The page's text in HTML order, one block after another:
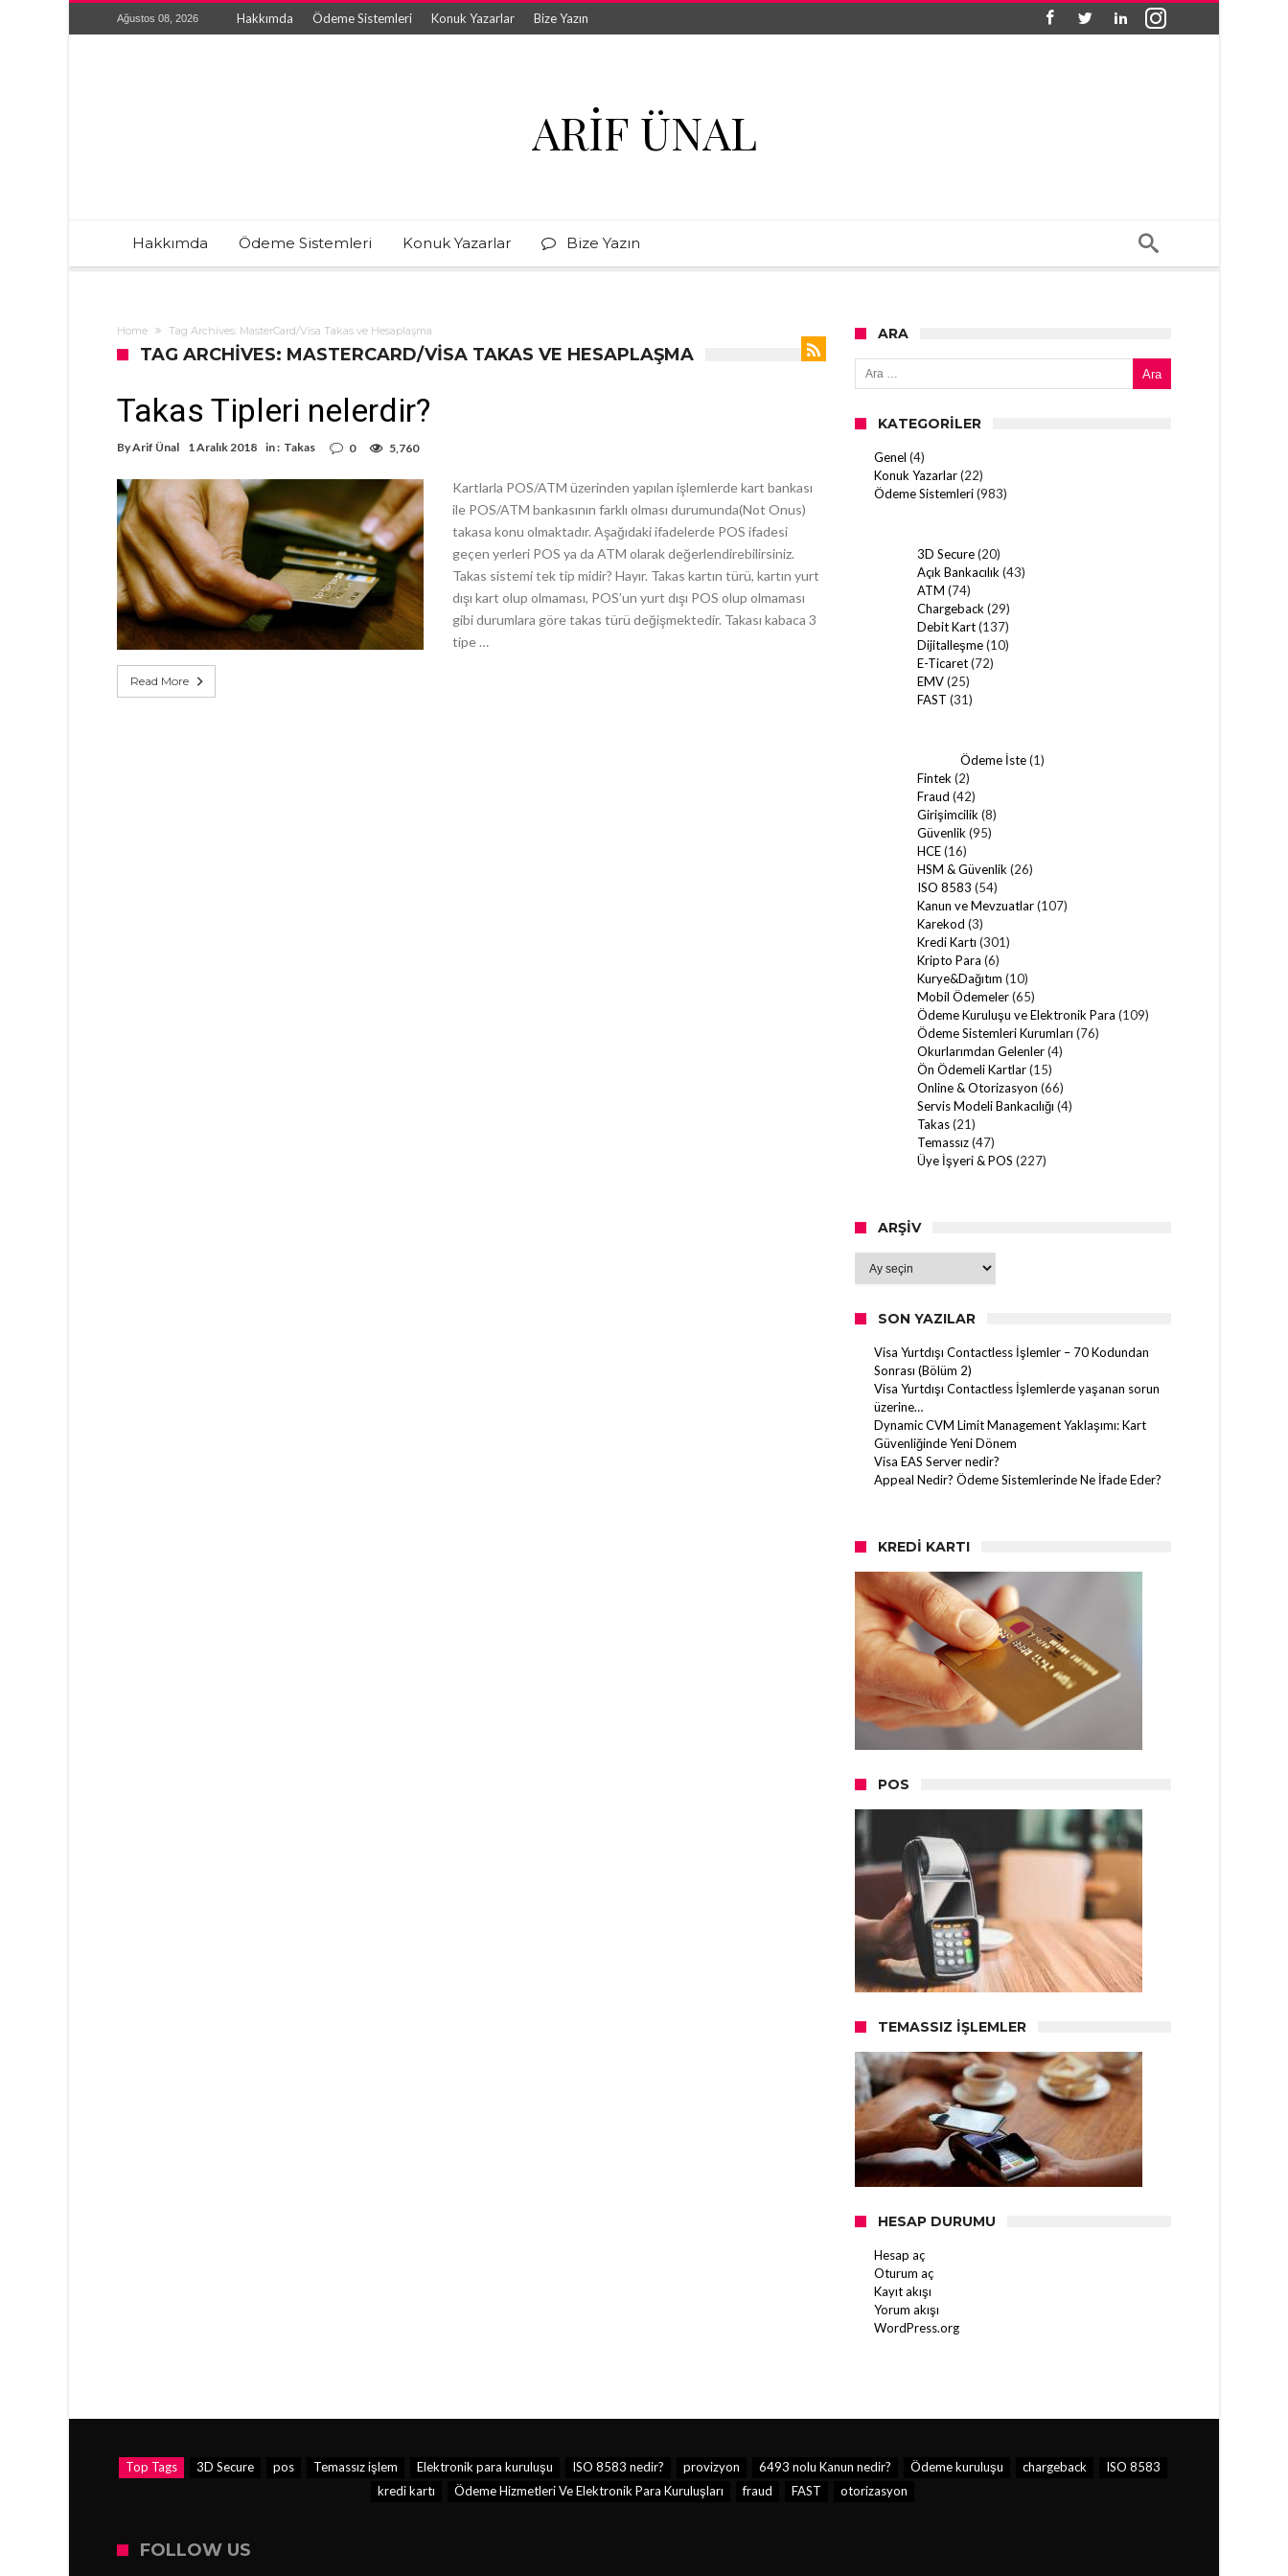
Ağustos 08, 2026 Hakkımda Ödeme Sistemleri Konuk Yazarlar Bize Yazın
ARIF ÜNAL
Hakkımda Ödeme Sistemleri Konuk Yazarlar Bize Yazın
Home Tag Archives: MasterCard/Visa Takas ve Hesaplaşma
TAG ARCHIVES: MASTERCARD/VISA TAKAS VE HESAPLAŞMA
Takas Tipleri nelerdir?
ByArif Ünal 1 Aralık 2018 in : Takas 0 5,760
Kartlarla POS/ATM üzerinden yapılan işlemlerde kart bankası
ile POS/ATM bankasının farklı olması durumunda(Not Onus)
takasa konu olmaktadır. Aşağıdaki ifadelerde POS ifadesi
geçen yerleri POS ya da ATM olarak değerlendirebilirsiniz.
Takas sistemi tek tip midir? Hayır. Takas kartın türü, kartın yurt
dışı kart olup olmaması, POS’un yurt dışı POS olup olmaması
gibi durumlara göre takas türü değişmektedir. Takası kabaca 3
tipe …
Read More
ARA
Arama:
KATEGORILER
Genel (4)
Konuk Yazarlar(22)
Ödeme Sistemleri(983)
3D Secure(20)
Açık Bankacılık (43)
ATM (74)
Chargeback (29)
Debit Kart(137)
Dijitalleşme(10)
E-Ticaret(72)
EMV(25)
FAST (31)
Ödeme İste(1)
Fintek (2)
Fraud (42)
Girişimcilik (8)
Güvenlik (95)
HCE(16)
HSM & Güvenlik (26)
ISO 8583 (54)
Kanun ve Mevzuatlar(107)
Karekod (3)
Kredi Kartı (301)
Kripto Para (6)
Kurye&Dağıtım (10)
Mobil Ödemeler(65)
Ödeme Kuruluşu ve Elektronik Para (109)
Ödeme Sistemleri Kurumları (76)
Okurlarımdan Gelenler(4)
Ön Ödemeli Kartlar(15)
Online & Otorizasyon (66)
Servis Modeli Bankacılığı (4)
Takas(21)
Temassız(47)
Üye İşyeri & POS (227)
ARŞIV
SON YAZILAR
Visa Yurtdışı Contactless İşlemler – 70 Kodundan
Sonrası (Bölüm 2)
Visa Yurtdışı Contactless İşlemlerde yaşanan sorun
üzerine…
Dynamic CVM Limit Management Yaklaşımı: Kart
Güvenliğinde Yeni Dönem
Visa EAS Server nedir?
Appeal Nedir? Ödeme Sistemlerinde Ne İfade Eder?
KREDI KARTI
POS
TEMASSIZ İŞLEMLER
HESAP DURUMU
Hesap aç
Oturum aç
Kayıt akışı
Yorum akışı
WordPress.org
Top Tags 3D Secure pos Temassız işlem Elektronik para kuruluşu ISO 8583 nedir? provizyon 6493 nolu Kanun nedir? Ödeme kuruluşu chargeback
ISO 8583
kredi kartı
Ödeme Hizmetleri Ve Elektronik Para Kuruluşları fraud FAST otorizasyon
FOLLOW US